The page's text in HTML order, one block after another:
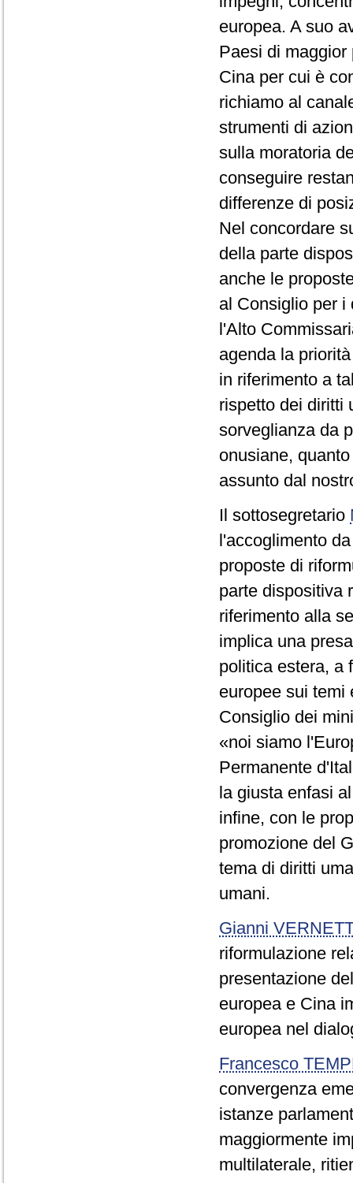
europea. A suo
Paesi di
Cina per cui è
richiamo al
strumenti di
sulla moratoria
conseguire
differenze di
Nel concordare
della parte
anche le
al Consiglio per i
l'Alto
agenda la
in riferimento a
rispetto dei diritti
sorveglianza da
onusiane,
assunto dal
Il sottosegretario
l'accoglimento
proposte di
parte dispositiva
riferimento alla
implica una
politica estera, a
europee sui temi
Consiglio dei
«noi siamo
Permanente
la giusta enfasi
infine, con le
promozione del
tema di diritti
umani.
Gianni
riformulazione
presentazione
europea e Cina
europea nel
Francesco
convergenza
istanze
maggiormente
multilaterale,